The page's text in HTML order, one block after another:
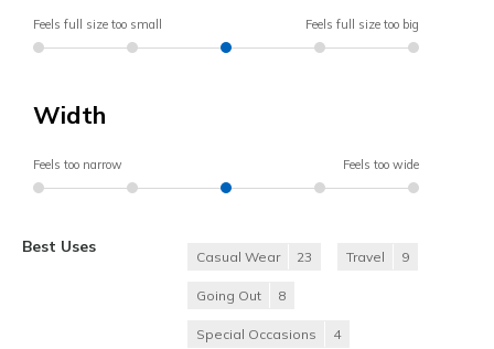
Feels full size too small Feels full size too big
Width
Feels too narrow Feels too wide
Best Uses
Casual Wear 23 Travel 9
Going Out 8
Special Occasions 4